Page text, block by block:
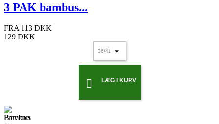
3 PAK bambus...
FRA 113 DKK
129 DKK
 LÆG I KURV
Previous